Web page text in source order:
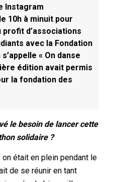
Instagram
10h à minuit pour
d’associations
avec la Fondation
« On danse
édition avait permis
la fondation des
le besoin de lancer cette
solidaire ?
était en plein pendant le
de se réunir en tant